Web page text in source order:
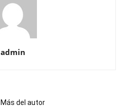
admin
Más del autor